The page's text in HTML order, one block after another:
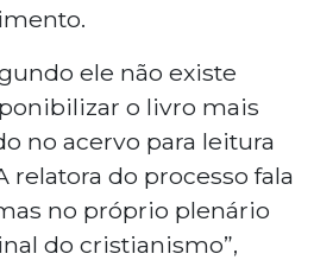
ele não existe
o livro mais
no acervo para leitura
relatora do processo fala
no próprio plenário
do cristianismo”,